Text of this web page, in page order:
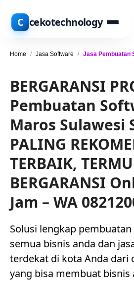
C cekotechnology
Home / Jasa Software / Jasa Pembuatan
BERGARANSI
Pembuatan
Maros Sulawesi
PALING
TERBAIK,
BERGARANSI
Jam – WA
Solusi lengkap
semua bisnis anda dan
terdekat di kota Anda dari
yang bisa membuat bisnis